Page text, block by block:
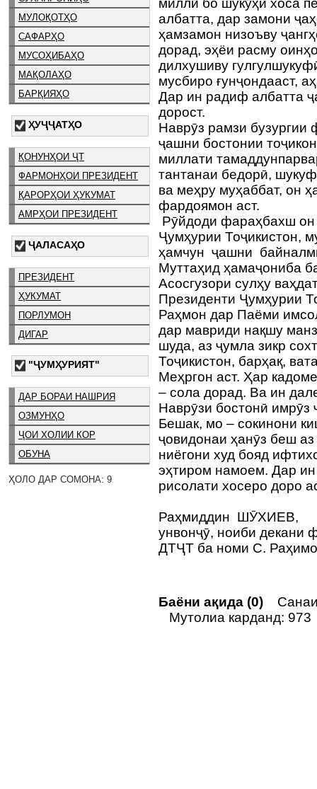
МУЛОҚОТҲО
САФАРҲО
МУСОҲИБАҲО
МАҚОЛАҲО
БАРҚИЯҲО
ҲУҶҶАТҲО
ҚОНУНҲОИ ҶТ
ФАРМОНҲОИ ПРЕЗИДЕНТ
ҚАРОРҲОИ ҲУКУМАТ
АМРҲОИ ПРЕЗИДЕНТ
ҶАЛАСАҲО
ПРЕЗИДЕНТ
ҲУКУМАТ
ПОРЛУМОН
ДИГАР
"ҶУМҲУРИЯТ"
ДАР БОРАИ НАШРИЯ
ОЗМУНҲО
ҶОИ ХОЛИИ КОР
ОБУНА
ҲОЛО ДАР СОМОНА: 9
миллӣ бо шукӯҳи хоса
албатта, дар замони
ҳамзамон низоъву
дорад, эҳёи расму
дилхушиву
мусбиро ғунҷондааст,
Дар ин радиф албатта
дорост.
Наврӯз рамзи
ҷашни бостонии
миллати
тантанаи бедорӣ,
ва меҳру муҳаббат, он
фардоямон аст.
Рӯйдоди фараҳбахш он
Ҷумҳурии Тоҷикистон,
ҳамчун ҷашни
Муттаҳид ҳамаҷониба
Асосгузори сулҳу
Президенти Ҷумҳурии
Раҳмон дар Паёми
дар мавриди нақшу
шуда, аз ҷумла зикр
Тоҷикистон, барҳақ,
Меҳргон аст. Ҳар
– сола дорад. Ва ин
Наврӯзи бостонӣ
Бешак, мо – сокинони
ҷовидонаи ҳанӯз беш аз
ниёгони худ бояд
эҳтиром намоем. Дар
рисолати хосеро доро
Раҳмиддин ШӮХИЕВ,
унвонҷӯ, ноиби декани
ДТҶТ ба номи С.
Баёни ақида (0)
Мутолиа карданд: 973